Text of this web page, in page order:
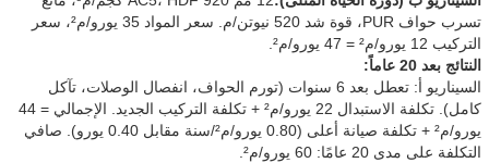
تسرب حواف PUR، قوة شد 520 نيوتن/م. سعر المواد 35 يورو/م²، سعر
التركيب 12 يورو/م² = 47 يورو/م².
النتائج بعد 20 عاماً:
السيناريو أ: تعطل بعد 6 سنوات (تورم الحواف، انفصال الوصلات، تآكل
كامل). تكلفة الاستبدال 22 يورو/م² + تكلفة التركيب الجديد. الإجمالي = 44
يورو/م² + تكلفة صيانة أعلى (0.80 يورو/م²/سنة مقابل 0.40 يورو). صافي
التكلفة على مدى 20 عامًا: 60 يورو/م².